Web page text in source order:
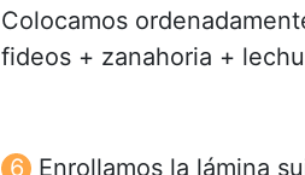
Colocamos
fideos + zanahoria +
Enrollamos la lámina